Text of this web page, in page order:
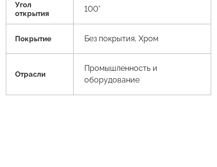
Угол
открытия
100°
Покрытие Без покрытия, Хром
Отрасли
Промышленность и
оборудование